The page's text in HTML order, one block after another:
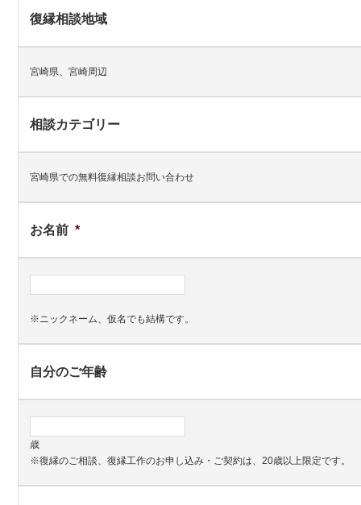
復縁相談地域
宮崎県、宮崎周辺
相談カテゴリー
宮崎県での無料復縁相談お問い合わせ
お名前 *
※ニックネーム、仮名でも結構です。
自分のご年齢
歳
※復縁のご相談、復縁工作のお申し込み・ご契約は、20歳以上限定です。